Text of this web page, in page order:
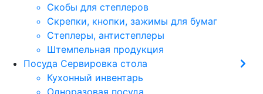
Скобы для степлеров
Скрепки, кнопки, зажимы для бумаг
Степлеры, антистеплеры
Штемпельная продукция
Посуда Сервировка стола
Кухонный инвентарь
Одноразовая посуда